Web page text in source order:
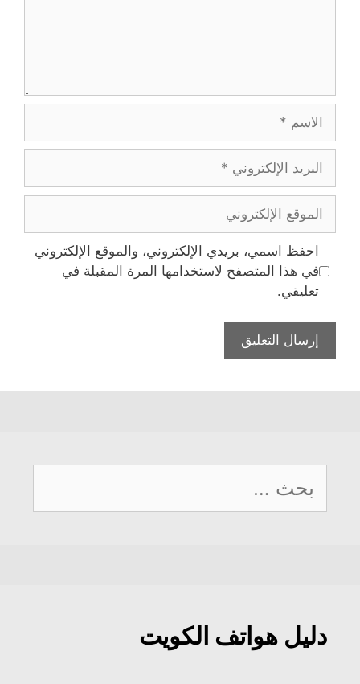
الإلكتروني
الإلكتروني
احفظ اسمي، بريدي الإلكتروني، والموقع الإلكتروني
في هذا المتصفح لاستخدامها المرة المقبلة في
تعليقي.
البحث
عن:
دليل هواتف الكويت